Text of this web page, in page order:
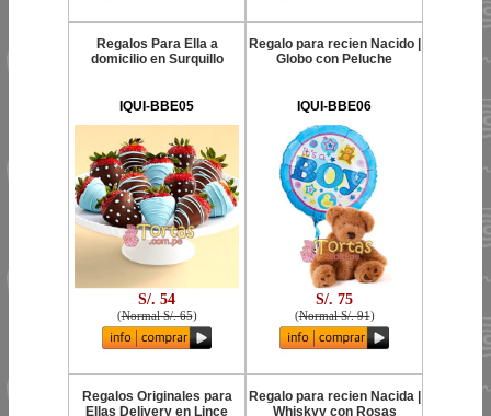
Regalos Para Ella a
domicilio en Surquillo
IQUI-BBE05
S/. 54
(Normal S/. 65)
Regalo para recien Nacido |
Globo con Peluche
IQUI-BBE06
S/. 75
(Normal S/. 91)
Regalos Originales para
Ellas Delivery en Lince
Regalo para recien Nacida |
Whiskyy con Rosas